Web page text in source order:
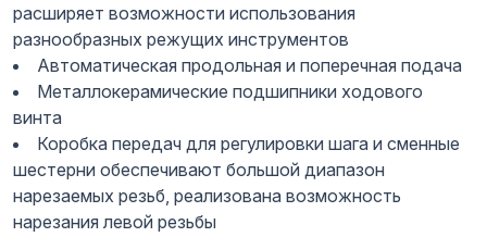
расширяет возможности использования
разнообразных режущих инструментов
Автоматическая продольная и поперечная подача
Металлокерамические подшипники ходового
винта
Коробка передач для регулировки шага и сменные
шестерни обеспечивают большой диапазон
нарезаемых резьб, реализована возможность
нарезания левой резьбы